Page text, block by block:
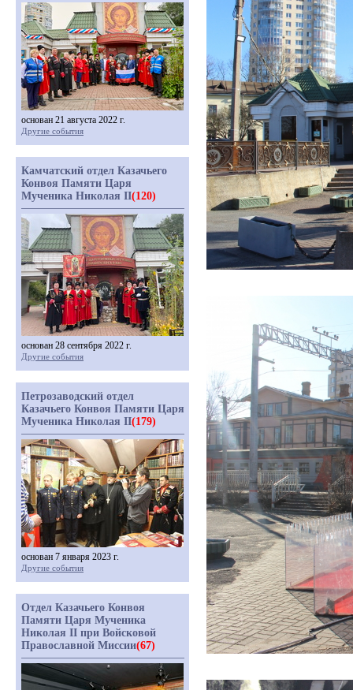
основан 21 августа 2022 г.
Другие события
Камчатский отдел Казачьего
Конвоя Памяти Царя
Мученика Николая II(120)
основан 28 сентября 2022 г.
Другие события
Петрозаводский отдел
Казачьего Конвоя Памяти Царя
Мученика Николая II(179)
основан 7 января 2023 г.
Другие события
Отдел Казачьего Конвоя
Памяти Царя Мученика
Николая II при Войсковой
Православной Миссии(67)